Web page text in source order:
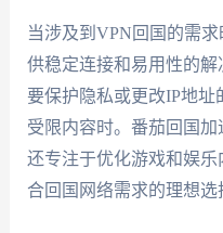
当涉及到VPN回国的需
供稳定连接和易用性的
要保护隐私或更改IP地
受限内容时。番茄回国加
还专注于优化游戏和娱
合回国网络需求的理想选